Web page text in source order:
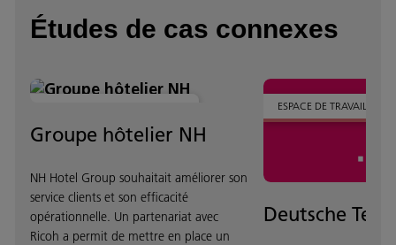
Études de cas connexes
Groupe hôtelier NH
NH Hotel Group souhaitait améliorer son
service clients et son efficacité
opérationnelle. Un partenariat avec
Ricoh a permit de mettre en place un
ESPACE DE TRAVAIL
Deutsche